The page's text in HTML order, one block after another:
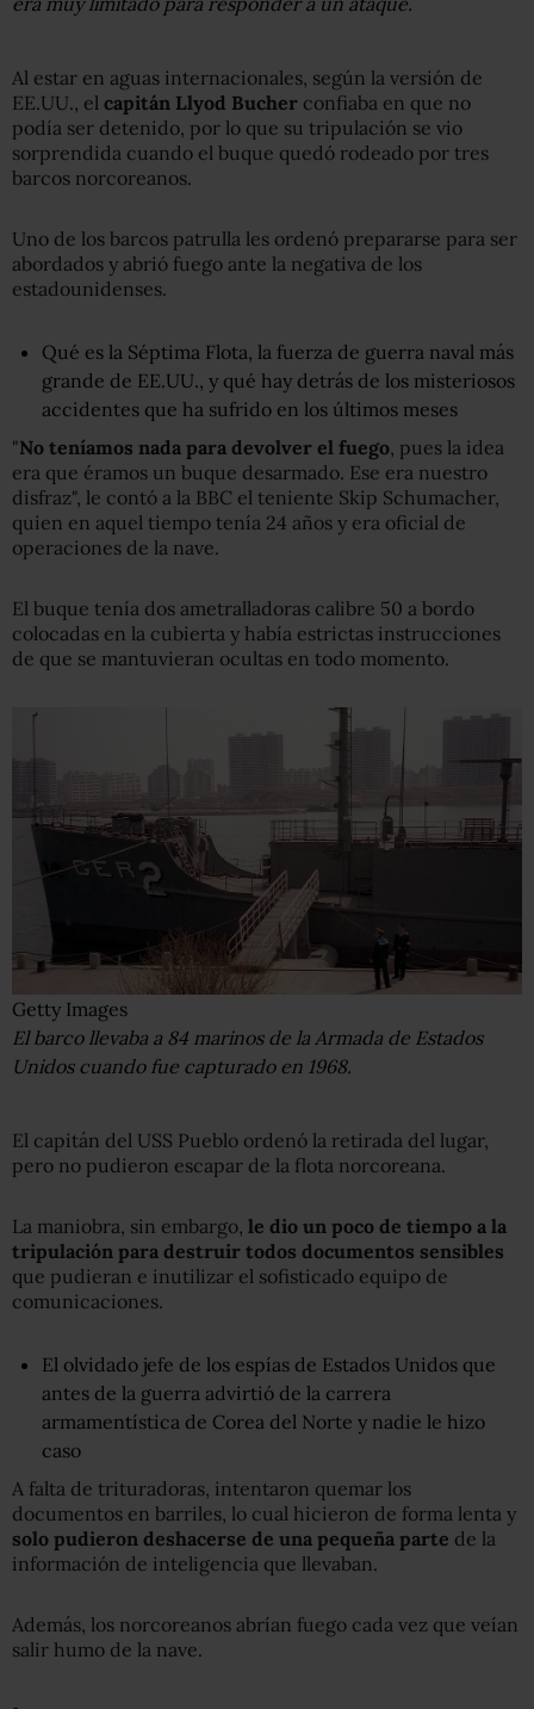
Al estar en aguas internacionales, según la versión de
EE.UU., el capitán Llyod Bucher confiaba en que no
podía ser detenido, por lo que su tripulación se vio
sorprendida cuando el buque quedó rodeado por tres
barcos norcoreanos.
Uno de los barcos patrulla les ordenó prepararse para ser
abordados y abrió fuego ante la negativa de los
estadounidenses.
Qué es la Séptima Flota, la fuerza de guerra naval más
grande de EE.UU., y qué hay detrás de los misteriosos
accidentes que ha sufrido en los últimos meses
"No teníamos nada para devolver el fuego, pues la idea
era que éramos un buque desarmado. Ese era nuestro
disfraz", le contó a la BBC el teniente Skip Schumacher,
quien en aquel tiempo tenía 24 años y era oficial de
operaciones de la nave.
El buque tenía dos ametralladoras calibre 50 a bordo
colocadas en la cubierta y había estrictas instrucciones
de que se mantuvieran ocultas en todo momento.
Getty Images
El barco llevaba a 84 marinos de la Armada de Estados
Unidos cuando fue capturado en 1968.
El capitán del USS Pueblo ordenó la retirada del lugar,
pero no pudieron escapar de la flota norcoreana.
La maniobra, sin embargo, le dio un poco de tiempo a la
tripulación para destruir todos documentos sensibles
que pudieran e inutilizar el sofisticado equipo de
comunicaciones.
El olvidado jefe de los espías de Estados Unidos que
antes de la guerra advirtió de la carrera
armamentística de Corea del Norte y nadie le hizo
caso
A falta de trituradoras, intentaron quemar los
documentos en barriles, lo cual hicieron de forma lenta y
solo pudieron deshacerse de una pequeña parte de la
información de inteligencia que llevaban.
Además, los norcoreanos abrían fuego cada vez que veían
salir humo de la nave.